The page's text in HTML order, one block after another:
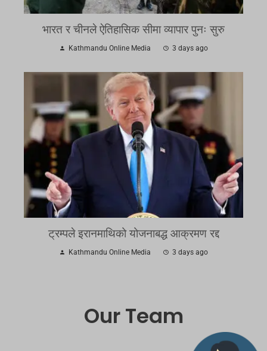
भारत र चीनले ऐतिहासिक सीमा व्यापार पुनः सुरु
Kathmandu Online Media 3 days ago
ट्रम्पले इरानमाथिको योजनाबद्ध आक्रमण रद्द
Kathmandu Online Media 3 days ago
Our Team